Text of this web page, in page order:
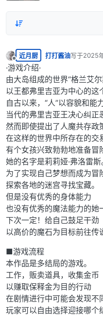
离线
近月厨 打打酱油写于2025
最后由 编辑
·游戏介绍·
由大岛组成的世界“格兰艾尔
以王都弗里吉亚为中心的这
自古以来，“人”以容貌和能
当代的弗里吉亚王决心纠正
然而即使提出了人魔共存政
在这样的世界中所存在的交
有个女孩兴致勃勃地准备冒
她的名字是莉莉娅·弗洛雷斯
为了实现自己梦想而成为冒
探索各地的迷宫寻找宝藏。
但是没有优秀的身体能力
也没有优秀的魔法能力的她
下次一定！给自己鼓足干劲
以高价的魔石为目标前往传
■游戏流程
本作品是多结局的游戏。
工作，贩卖道具，收集金币
以赚取保释金为目的行动
在剧情进行中可能会发现不
玩家可以自由选择迎接哪个